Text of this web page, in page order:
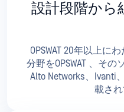
設計段階から
OPSWAT 20年以上に
分野をOPSWAT 、そ
Alto Networks、Ivanti
載され